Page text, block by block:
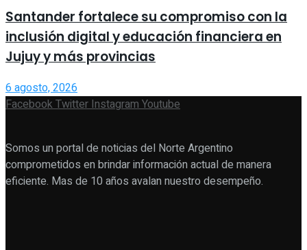
Santander fortalece su compromiso con la
inclusión digital y educación financiera en
Jujuy y más provincias
6 agosto, 2026
FacebookTwitterInstagramYoutube
Somos un portal de noticias del Norte Argentino
comprometidos en brindar información actual de manera
eficiente. Mas de 10 años avalan nuestro desempeño.